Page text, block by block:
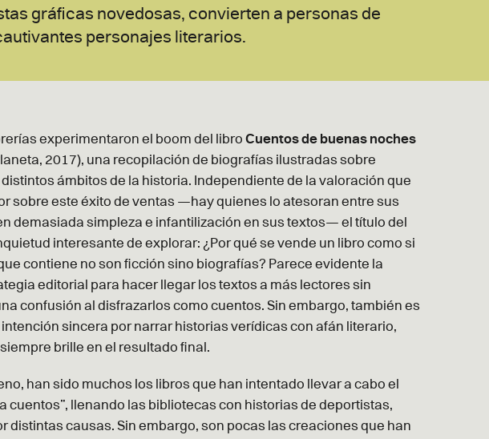
gráficas novedosas, convierten a personas de
personajes literarios.
experimentaron el boom del libroCuentos de buenas noches
2017), una recopilación de biografías ilustradas sobre
ámbitos de la historia. Independiente de la valoración que
sobre este éxito de ventas —hay quienes lo atesoran entre sus
demasiada simpleza e infantilización en sus textos— el título del
interesante de explorar: ¿Por qué se vende un libro como si
contiene no son ficción sino biografías? Parece evidente la
editorial para hacer llegar los textos a más lectores sin
confusión al disfrazarlos como cuentos. Sin embargo, también es
sincera por narrar historias verídicas con afán literario,
brille en el resultado final.
han sido muchos los libros que han intentado llevar a cabo el
cuentos”, llenando las bibliotecas con historias de deportistas,
distintas causas. Sin embargo, son pocas las creaciones que han